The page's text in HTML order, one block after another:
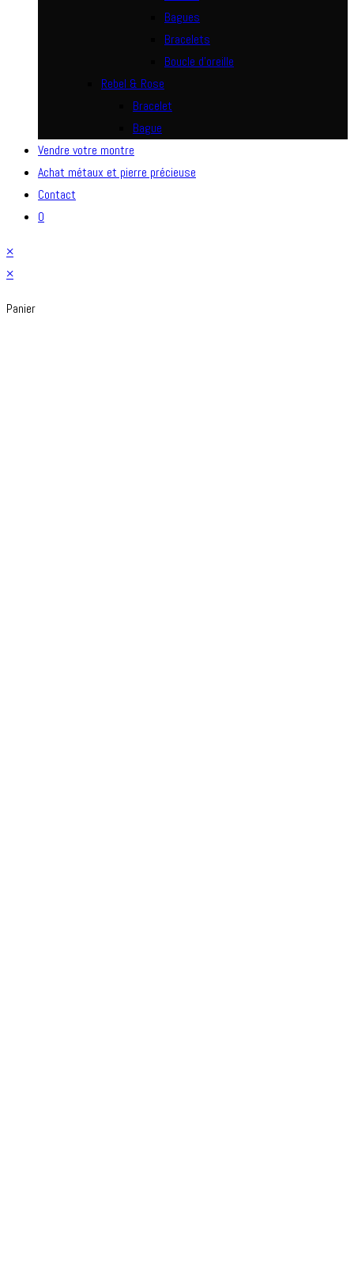
Bagues
Bracelets
Boucle d’oreille
Rebel & Rose
Bracelet
Bague
Vendre votre montre
Achat métaux et pierre précieuse
Contact
0
×
×
Panier